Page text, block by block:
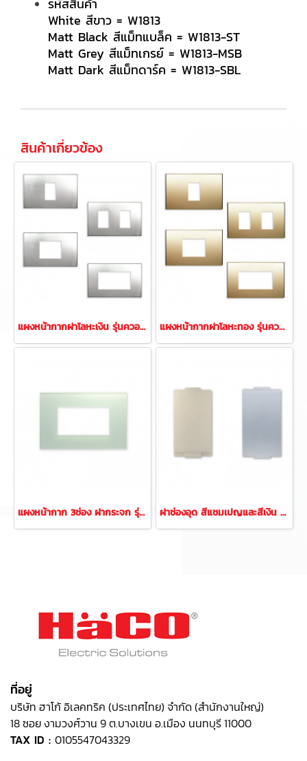
รหัสสินค้า
White สีขาว = W1813
Matt Black สีแม็ทแบล็ค = W1813-ST
Matt Grey สีแม็ทเกรย์ = W1813-MSB
Matt Dark สีแม็ทดาร์ค = W1813-SBL
สินค้าเกี่ยวข้อง
แผงหน้ากากฝาโลหะเงิน รุ่นควอทโทร แผงหน้ากากฝาโลหะทอง รุ่นควอทโทร
แผงหน้ากาก 3ช่อง ฝากระจก รุ่นควอทโทร ฝาช่องอุด สีแชมเปญและสีเงิน รุ่นควอทโทร
ที่อยู่
บริษัท ฮาโก้ อิเลคทริค (ประเทศไทย) จำกัด (สำนักงานใหญ่)
18 ซอย งามวงศ์วาน 9 ต.บางเขน อ.เมือง นนทบุรี 11000
TAX ID : 0105547043329